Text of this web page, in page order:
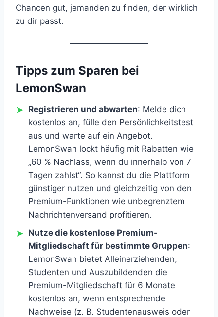
Chancen gut, jemanden zu finden, der wirklich
zu dir passt.
Tipps zum Sparen bei
LemonSwan
Registrieren und abwarten: Melde dich
kostenlos an, fülle den Persönlichkeitstest
aus und warte auf ein Angebot.
LemonSwan lockt häufig mit Rabatten wie
„60 % Nachlass, wenn du innerhalb von 7
Tagen zahlst“. So kannst du die Plattform
günstiger nutzen und gleichzeitig von den
Premium-Funktionen wie unbegrenztem
Nachrichtenversand profitieren.
Nutze die kostenlose Premium-
Mitgliedschaft für bestimmte Gruppen:
LemonSwan bietet Alleinerziehenden,
Studenten und Auszubildenden die
Premium-Mitgliedschaft für 6 Monate
kostenlos an, wenn entsprechende
Nachweise (z. B. Studentenausweis oder